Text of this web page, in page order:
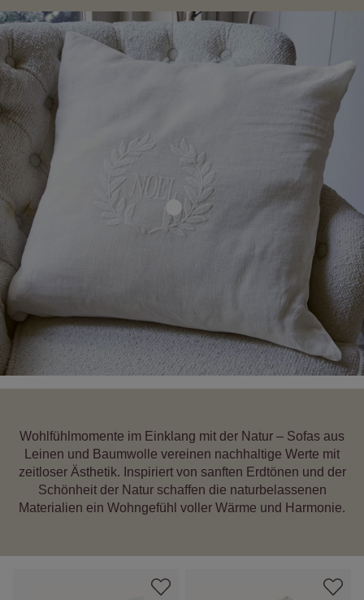
Wohlfühlmomente im Einklang mit der Natur – Sofas aus
Leinen und Baumwolle vereinen nachhaltige Werte mit
zeitloser Ästhetik. Inspiriert von sanften Erdtönen und der
Schönheit der Natur schaffen die naturbelassenen
Materialien ein Wohngefühl voller Wärme und Harmonie.